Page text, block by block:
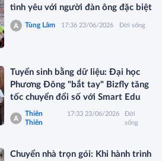
tình yêu với người đàn ông đặc biệt
Tùng Lâm 17:36 23/06/2026 Đời sống
Tuyển sinh bằng dữ liệu: Đại học
Phương Đông "bắt tay" Bizfly tăng
tốc chuyển đổi số với Smart Edu
Thiên
Thiên
17:33 23/06/2026
Đời
sống
Chuyển nhà trọn gói: Khi hành trình